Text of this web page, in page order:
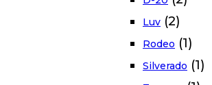
Luv (2)
Rodeo (1)
Silverado (1)